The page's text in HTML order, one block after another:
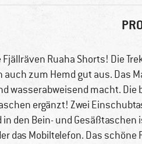
Ruaha Shorts! Die
zum Hemd gut aus. Das
wasserabweisend macht. Die
ergänzt! Zwei
den Bein- und
das Mobiltelefon. Das schöne